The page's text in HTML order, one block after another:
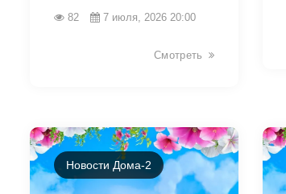
82 7 июля, 2026 20:00
Смотреть
Новости Дома-2